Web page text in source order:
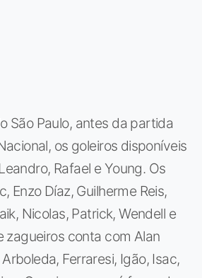
São Paulo, antes da partida
os goleiros disponíveis
Rafael e Young. Os
Enzo Díaz, Guilherme Reis,
Nicolas, Patrick, Wendell e
zagueiros conta com Alan
Ferraresi, Igão, Isac,